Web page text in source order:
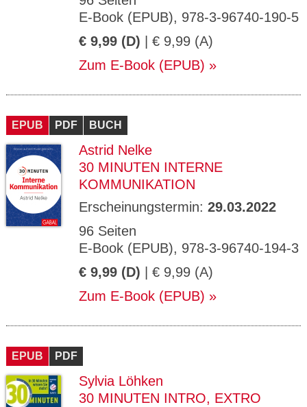
E-Book (EPUB), 978-3-96740-190-5
€ 9,99 (D) | € 9,99 (A)
Zum E-Book (EPUB)
EPUB PDF BUCH
Astrid Nelke
30 MINUTEN INTERNE
KOMMUNIKATION
Erscheinungstermin: 29.03.2022
96 Seiten
E-Book (EPUB), 978-3-96740-194-3
€ 9,99 (D) | € 9,99 (A)
Zum E-Book (EPUB)
EPUB PDF
Sylvia Löhken
30 MINUTEN INTRO, EXTRO